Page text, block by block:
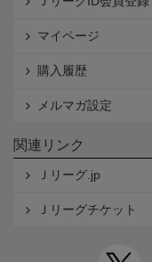
マイページ
購入履歴
メルマガ設定
関連リンク
Ｊリーグ.jp
Ｊリーグチケット